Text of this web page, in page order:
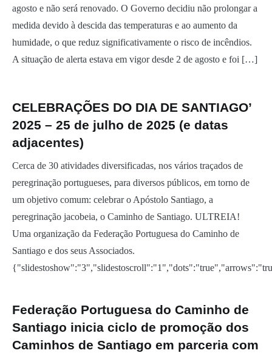
agosto e não será renovado. O Governo decidiu não prolongar a
medida devido à descida das temperaturas e ao aumento da
humidade, o que reduz significativamente o risco de incêndios.
A situação de alerta estava em vigor desde 2 de agosto e foi […]
CELEBRAÇÕES DO DIA DE SANTIAGO’
2025 – 25 de julho de 2025 (e datas
adjacentes)
Cerca de 30 atividades diversificadas, nos vários traçados de
peregrinação portugueses, para diversos públicos, em torno de
um objetivo comum: celebrar o Apóstolo Santiago, a
peregrinação jacobeia, o Caminho de Santiago. ULTREIA!
Uma organização da Federação Portuguesa do Caminho de
Santiago e dos seus Associados.
Federação Portuguesa do Caminho de
Santiago inicia ciclo de promoção dos
Caminhos de Santiago em parceria com